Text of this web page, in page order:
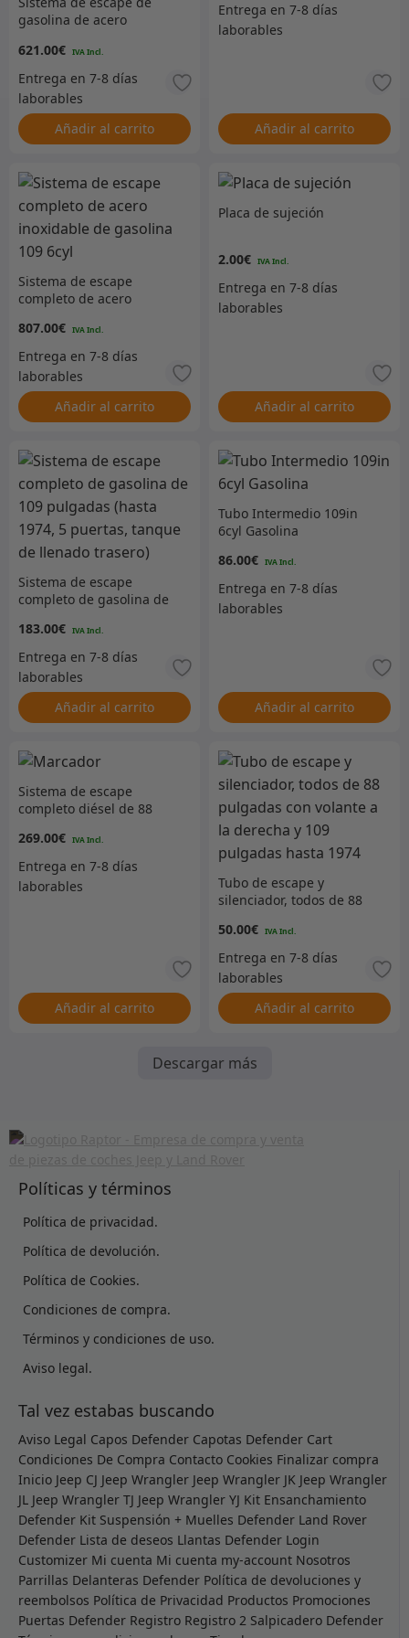
gasolina de acero
pulgadas (hasta 1974, 2
puertas, tanque de
llenado delantero)
621.00€
Añadir al carrito Añadir al carrito
Sistema de escape
completo de acero
109 6cyl
807.00€
Añadir al carrito
Placa de sujeción
2.00€
Añadir al carrito
Sistema de escape
completo de gasolina de
1974, 5 puertas, tanque
de llenado trasero)
183.00€
Añadir al carrito
Tubo Intermedio 109in
6cyl Gasolina
86.00€
Añadir al carrito
Sistema de escape
completo diésel de 88
colector) – Volante a la
izquierda
269.00€
Añadir al carrito
Tubo de escape y
silenciador, todos de 88
derecha y 109 pulgadas
hasta 1974
50.00€
Añadir al carrito
Descargar más
Políticas y términos
Política de privacidad.
Política de devolución.
Política de Cookies.
Condiciones de compra.
Términos y condiciones de uso.
Aviso legal.
Tal vez estabas buscando
Aviso Legal Capos Defender Capotas Defender Cart
Condiciones De Compra Contacto Cookies Finalizar compra
Inicio Jeep CJ Jeep Wrangler Jeep Wrangler JK Jeep Wrangler
JL Jeep Wrangler TJ Jeep Wrangler YJ Kit Ensanchamiento
Defender Kit Suspensión + Muelles Defender Land Rover
Defender Lista de deseos Llantas Defender Login
Customizer Mi cuenta Mi cuenta my-account Nosotros
Parrillas Delanteras Defender Política de devoluciones y
reembolsos Política de Privacidad Productos Promociones
Puertas Defender Registro Registro 2 Salpicadero Defender